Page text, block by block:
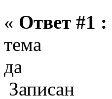
« Ответ #1 :
тема
да
Записан